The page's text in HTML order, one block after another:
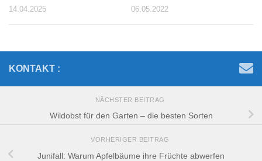
14.04.2025 06.05.2022
KONTAKT :
NÄCHSTER BEITRAG
Wildobst für den Garten – die besten Sorten
VORHERIGER BEITRAG
Junifall: Warum Apfelbäume ihre Früchte abwerfen